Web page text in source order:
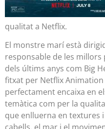
qualitat a Netflix.
El monstre marí està
responsable de les millors
dels últims anys com Big
fitxat per Netflix Animation
perfectament encaixa en
temàtica com per la
que enlluerna en textures